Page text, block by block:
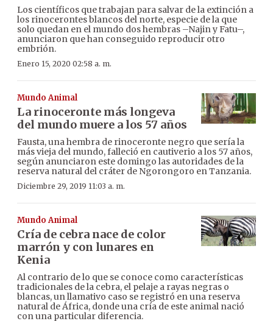
Los científicos que trabajan para salvar de la extinción a
los rinocerontes blancos del norte, especie de la que
solo quedan en el mundo dos hembras –Najin y Fatu–,
anunciaron que han conseguido reproducir otro
embrión.
Enero 15, 2020 02:58 a. m.
Mundo Animal
La rinoceronte más longeva
del mundo muere a los 57 años
Fausta, una hembra de rinoceronte negro que sería la
más vieja del mundo, falleció en cautiverio a los 57 años,
según anunciaron este domingo las autoridades de la
reserva natural del cráter de Ngorongoro en Tanzania.
Diciembre 29, 2019 11:03 a. m.
Mundo Animal
Cría de cebra nace de color
marrón y con lunares en
Kenia
Al contrario de lo que se conoce como características
tradicionales de la cebra, el pelaje a rayas negras o
blancas, un llamativo caso se registró en una reserva
natural de África, donde una cría de este animal nació
con una particular diferencia.